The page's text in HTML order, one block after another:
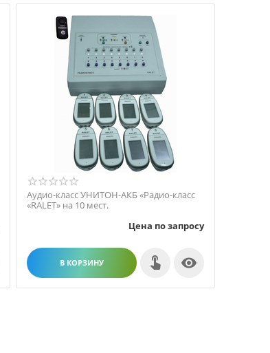
Аудио-класс УНИТОН-АКБ «Радио-класс
«RALET» на 10 мест.
Цена по запросу
В КОРЗИНУ 